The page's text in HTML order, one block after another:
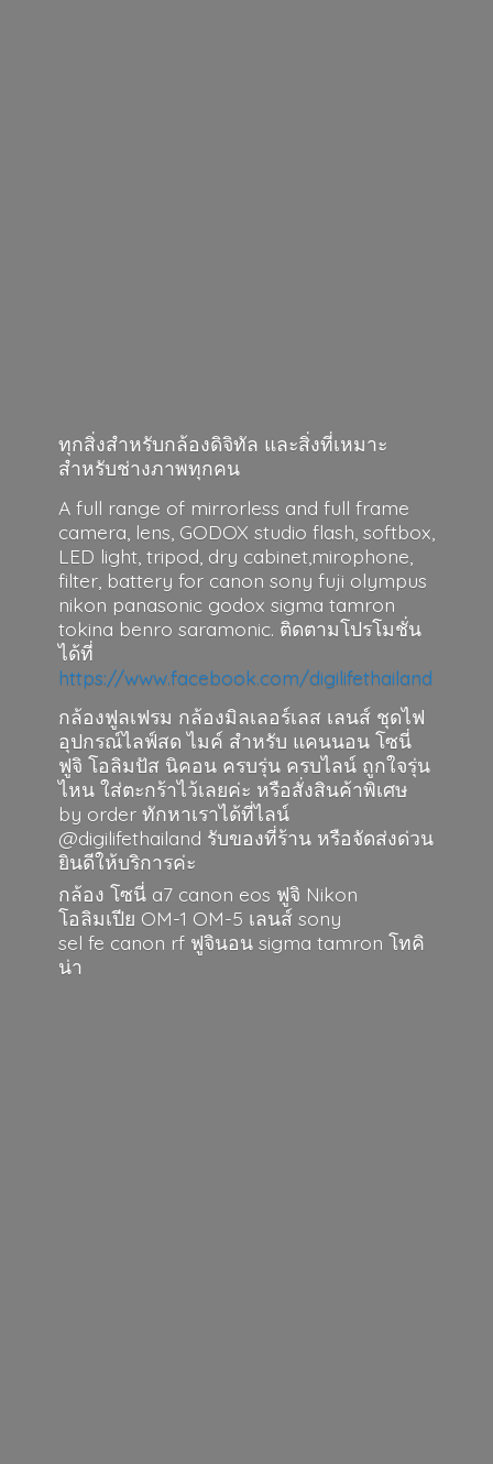
ทุกสิ่งสำหรับกล้องดิจิทัล และสิ่งที่เหมาะ
สำหรับช่างภาพทุกคน
A full range of mirrorless and full frame
camera, lens, GODOX studio flash, softbox,
LED light, tripod, dry cabinet,mirophone,
filter, battery for canon sony fuji olympus
nikon panasonic godox sigma tamron
tokina benro saramonic. ติดตามโปรโมชั่น
ได้ที่
https://www.facebook.com/digilifethailand
กล้องฟูลเฟรม กล้องมิลเลอร์เลส เลนส์ ชุดไฟ
อุปกรณ์ไลฟ์สด ไมค์ สำหรับ แคนนอน โซนี่
ฟูจิ โอลิมปัส นิคอน ครบรุ่น ครบไลน์ ถูกใจรุ่น
ไหน ใส่ตะกร้าไว้เลยค่ะ หรือสั่งสินค้าพิเศษ
by order ทักหาเราได้ที่ไลน์
@digilifethailand รับของที่ร้าน หรือจัดส่งด่วน
ยินดีให้บริการค่ะ
กล้อง โซนี่ a7 canon eos ฟูจิ Nikon
โอลิมเปีย OM-1 OM-5 เลนส์ sony
sel fe canon rf ฟูจินอน sigma tamron โทคิ
น่า